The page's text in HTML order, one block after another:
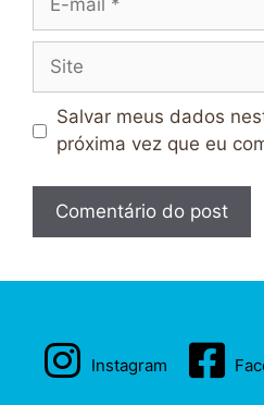
Site
Salvar meus dados
próxima vez que eu
Instagram